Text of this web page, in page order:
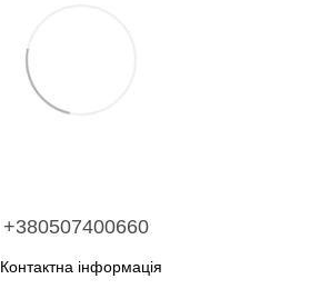
+380507400660
Контактна інформація